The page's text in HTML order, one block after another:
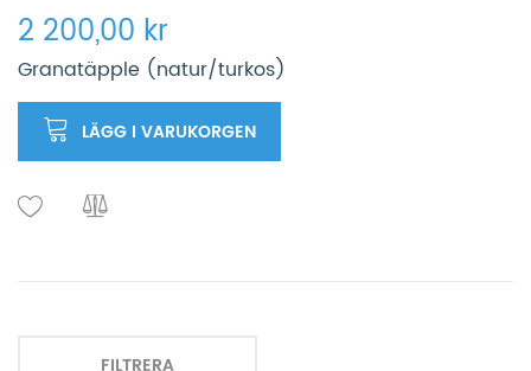
2 200,00 kr
Granatäpple (natur/turkos)
LÄGG I VARUKORGEN